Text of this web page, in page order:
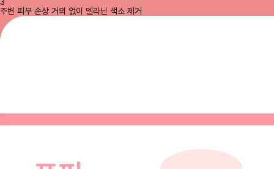
3
주변 피부 손상 거의 없이 멜라닌 색소 제거